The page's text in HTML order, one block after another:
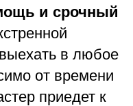
и срочный
в любое
от времени
приедет к